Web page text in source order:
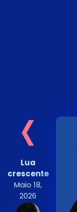
‹
Lua
crescente
Maio 18,
2026